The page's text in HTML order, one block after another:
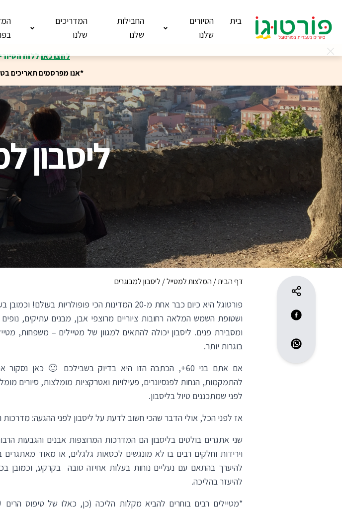
בית
הסיורים
שלנו
החבילות
שלנו
המדריכים
שלנו
לחצו כאןללוח
*אנו מפרסמים תאריכים
ליסבון
דף הבית/ המלצות למטייל/ ליסבון למבוגרים
פורטוגל היא כיום כבר אחת מ-20 המדינות הכי פופולריות
ושטופת השמש המלאה רחובות ציוריים מרוצפי אבן, מבנים עתיקים,
ומסבירת פנים. ליסבון יכולה להתאים למגוון של מטיילים – משפחות,
בוגרות יותר.
אם אתם בני 60+, הכתבה הזו היא בדיוק בשבילכם 🙂 כאן
להתמקמות, הנחות לפנסיונרים, פעילויות ואטרקציות מומלצות, סיורים
לפני שמתכננים טיול בליסבון.
אז לפני הכל, אולי הדבר שהכי חשוב לדעת על ליסבון לפני ההגעה: מדרכות
שני אתגרים בולטים בליסבון הם המדרכות המרוצפות אבנים והגבעות
וירידות וחלקים רבים בו לא מונגשים לכסאות גלגלים, או מאוד
להיערך בהתאם עם נעליים נוחות בעלות אחיזה טובה בקרקע, וכמובן
להיעזר בהליכה.
*מטיילים רבים בוחרים להביא מקלות הליכה (כן, כאלו של טיפוס